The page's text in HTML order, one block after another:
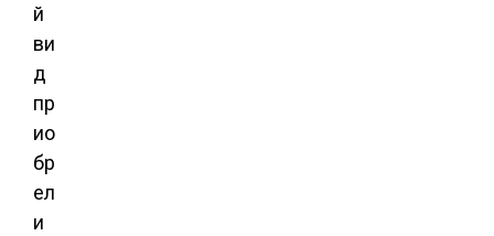
й
ви
д
пр
ио
бр
ел
и